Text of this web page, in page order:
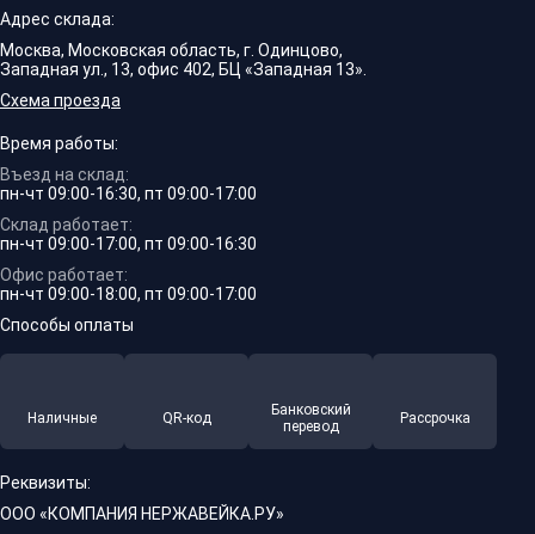
Адрес склада:
Москва, Московская область, г. Одинцово,
Западная ул., 13, офис 402, БЦ «Западная 13».
Схема проезда
Время работы:
Въезд на склад:
пн-чт 09:00-16:30, пт 09:00-17:00
Склад работает:
пн-чт 09:00-17:00, пт 09:00-16:30
Офис работает:
пн-чт 09:00-18:00, пт 09:00-17:00
Способы оплаты
Наличные QR-код
Банковский
перевод
Рассрочка
Реквизиты:
ООО «КОМПАНИЯ НЕРЖАВЕЙКА.РУ»